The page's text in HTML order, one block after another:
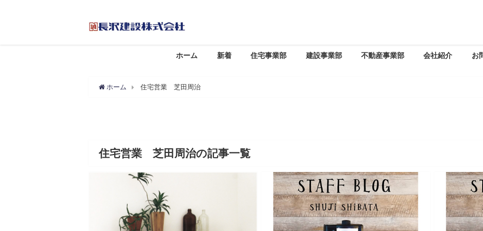
ホーム 新着 住宅事業部 建設事業部 不動産事業部 会社紹介 お
ホーム 住宅営業 芝田周治
住宅営業 芝田周治の記事一覧